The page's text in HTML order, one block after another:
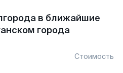
в ближайшие
города
Стоимость